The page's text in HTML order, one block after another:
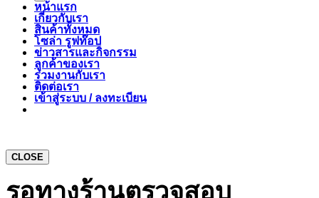
หน้าแรก
เกี่ยวกับเรา
สินค้าทั้งหมด
โซล่า รูฟท๊อป
ข่าวสารและกิจกรรม
ลูกค้าของเรา
ร่วมงานกับเรา
ติดต่อเรา
เข้าสู่ระบบ / ลงทะเบียน
CLOSE
รอทางร้านตรวจสอบ